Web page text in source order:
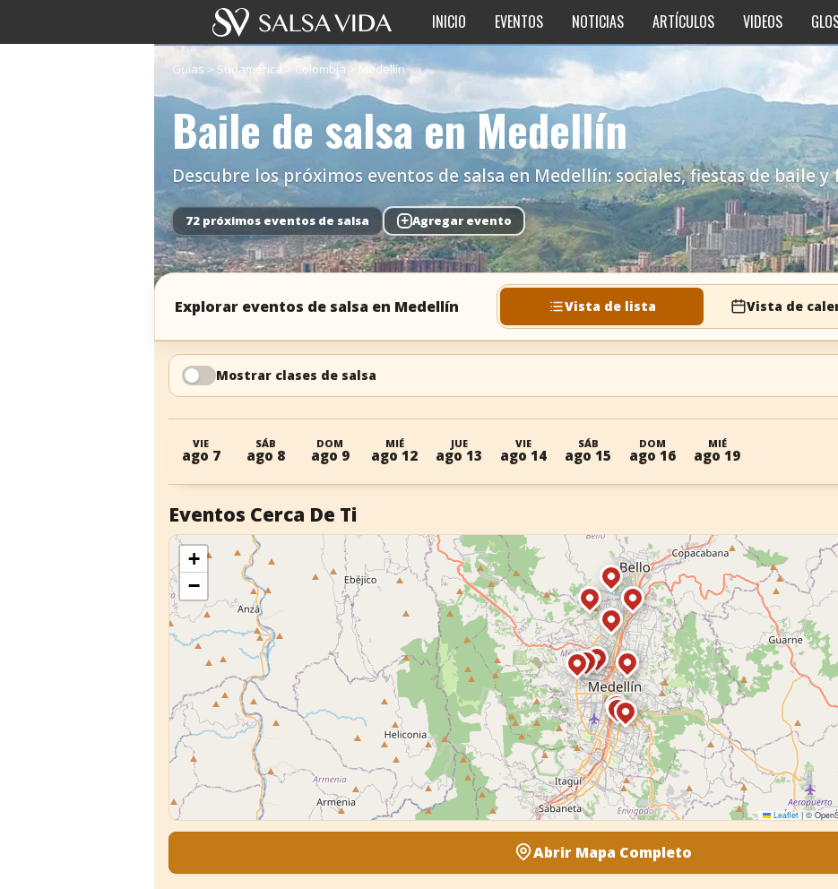
INICIO EVENTOS NOTICIAS ARTÍCULOS VIDEOS
Guías > Sudamérica >Colombia > Medellín
Baile de salsa en Medellín
Descubre los próximos eventos de salsa en Medellín: sociales, fiestas de baile y
72 próximos eventos de salsa + Agregar evento
Explorar eventos de salsa en Medellín Vista de lista Vista de
Mostrar clases de salsa
VIE
ago 7
SÁB
ago 8
DOM
ago 9
MIÉ
ago 12
JUE
ago 13
VIE
ago 14
SÁB
ago 15
DOM
ago 16
MIÉ
ago 19
Eventos Cerca De Ti
+
−
Leaflet |©
Abrir Mapa Completo